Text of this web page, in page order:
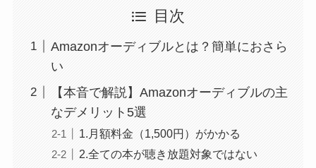
目次
Amazonオーディブルとは？簡単におさら
い
【本音で解説】Amazonオーディブルの主
なデメリット5選
1.月額料金（1,500円）がかかる
2.全ての本が聴き放題対象ではない